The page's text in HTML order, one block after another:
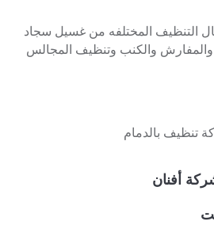
التنظيف المختلفه من غسيل سجاد
والكنب وتنظيف المجالس
تنظيف بالدمام
أفنان